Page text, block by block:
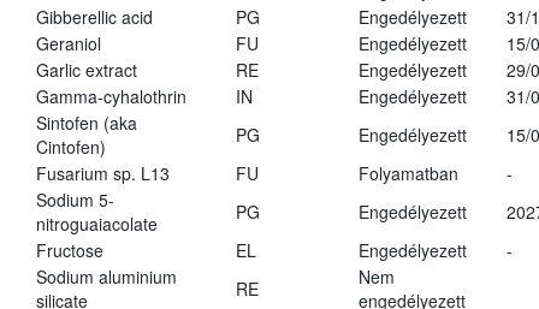
Gibberellic acid
PG Engedélyezett
31/
Geraniol
FU Engedélyezett
15/
Garlic extract
RE Engedélyezett
29/
Gamma-cyhalothrin
IN Engedélyezett
31/
Sintofen (aka
Cintofen)
PG Engedélyezett
15/
Fusarium sp. L13
FU Folyamatban
-
Sodium 5-
nitroguaiacolate
PG Engedélyezett
Fructose
EL Engedélyezett
-
Sodium aluminium
silicate
RE
Nem
engedélyezett